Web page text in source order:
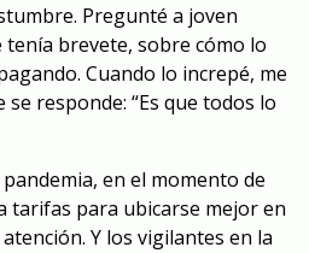
Pregunté a joven
brevete, sobre cómo lo
Cuando lo increpé, me
responde: “Es que todos lo
en el momento de
tarifas para ubicarse mejor en
Y los vigilantes en la